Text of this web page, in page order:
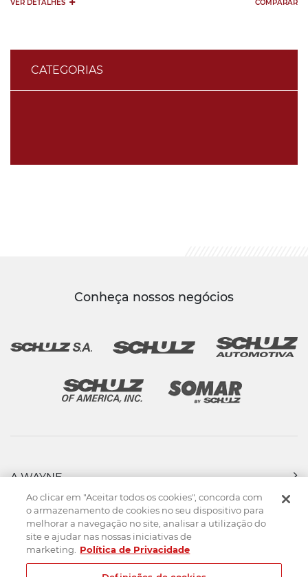
CATEGORIAS
VER DETALHES COMPARAR
Conheça nossos negócios
A WAYNE
PRODUTOS
FORÇA DE VENDAS
ASSISTÊNCIA TÉCNICA
DOWNLOADS
CONTATO
Ao clicar em "Aceitar todos os cookies", concorda com
o armazenamento de cookies no seu dispositivo para
melhorar a navegação no site, analisar a utilização do
site e ajudar nas nossas iniciativas de
marketing.
Política de Privacidade